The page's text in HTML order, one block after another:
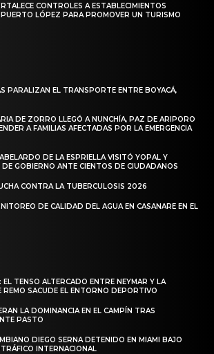
CONTROLES A ESTABLECIMIENTOS
LÓPEZ PARA PROMOVER UN TURISMO
PARALIZAN EL TRANSPORTE ENTRE BOYACÁ,
DE ZORRO LLEGÓ A NUNCHÍA, PAZ DE ARIPORO
A FAMILIAS AFECTADAS POR LA EMERGENCIA
DE LA ESPRIELLA VISITÓ YOPAL Y
GOBIERNO ANTE CIENTOS DE CIUDADANOS
CONTRA LA TUBERCULOSIS 2026
DE CALIDAD DEL AGUA EN CASANARE EN EL
TENSO ALTERCADO ENTRE NEYMAR Y LA
REMO SACUDE EL ENTORNO DEPORTIVO
LA DOMINANCIA EN EL CAMPÍN TRAS
PASTO
DIEGO SERNA DETENIDO EN MIAMI BAJO
INTERNACIONAL